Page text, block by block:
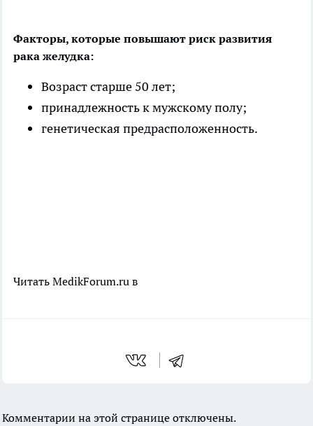
Факторы, которые повышают риск развития
рака желудка:
Возраст старше 50 лет;
принадлежность к мужскому полу;
генетическая предрасположенность.
Читать MedikForum.ru в
Комментарии на этой странице отключены.